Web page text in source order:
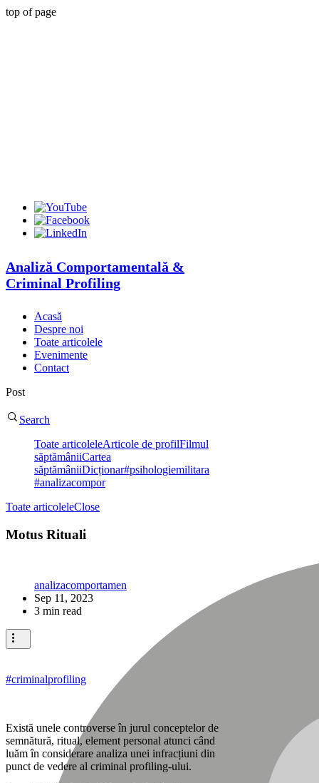
top of page
Analiză Comportamentală &
Criminal Profiling
Acasă
Despre noi
Toate articolele
Evenimente
Contact
Post
Search
Toate articoleleArticole de profilFilmul
săptămâniiCartea
săptămâniiDicționar#psihologiemilitara
#analizacompor
Toate articoleleClose
Motus Rituali
analizacomportamen
Sep 11, 2023
3 min read
#criminalprofiling
Există unele controverse în jurul conceptelor de
semnătură, ritual, element personal atunci când
luăm în considerare analiza unei infracțiuni din
punct de vedere al criminal profiling-ului.